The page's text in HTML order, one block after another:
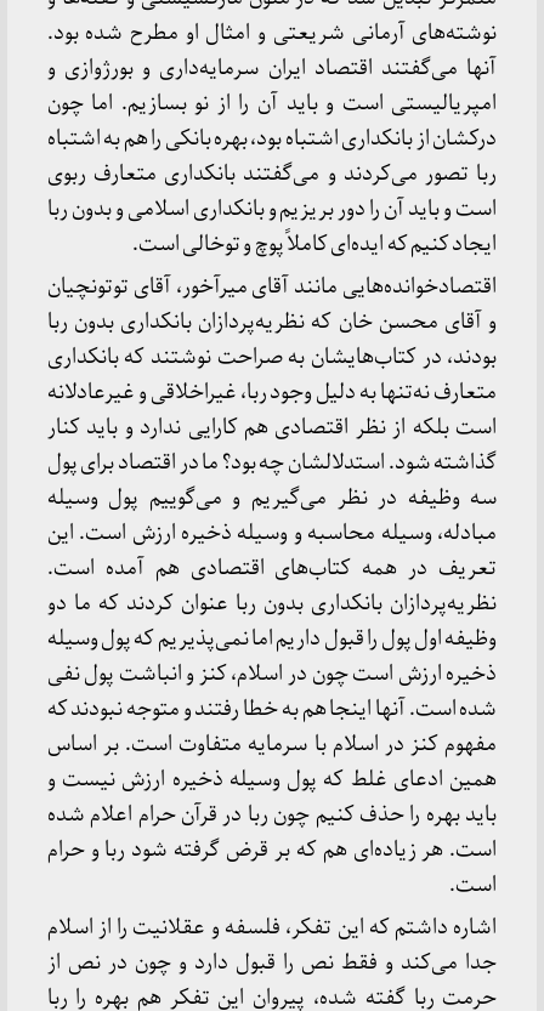
نوشته‌های آرمانی شریعتی و امثال او مطرح شده بود.
آنها می‌گفتند اقتصاد ایران سرمایه‌داری و بورژوازی و
امپریالیستی است و باید آن را از نو بسازیم. اما چون
درکشان از بانکداری اشتباه بود، بهره بانکی را هم به اشتباه
ربا تصور می‌کردند و می‌گفتند بانکداری متعارف ربوی
است و باید آن را دور بریزیم و بانکداری اسلامی و بدون ربا
ایجاد کنیم که ایده‌ای کاملاً پوچ و توخالی است.
اقتصادخوانده‌هایی مانند آقای میرآخور، آقای توتونچیان
و آقای محسن خان که نظریه‌پردازان بانکداری بدون ربا
بودند، در کتاب‌هایشان به صراحت نوشتند که بانکداری
متعارف نه‌تنها به دلیل وجود ربا، غیراخلاقی و غیرعادلانه
است بلکه از نظر اقتصادی هم کارایی ندارد و باید کنار
گذاشته شود. استدلالشان چه بود؟ ما در اقتصاد برای پول
سه وظیفه در نظر می‌گیریم و می‌گوییم پول وسیله
مبادله، وسیله محاسبه و وسیله ذخیره ارزش است. این
تعریف در همه کتاب‌های اقتصادی هم آمده است.
نظریه‌پردازان بانکداری بدون ربا عنوان کردند که ما دو
وظیفه اول پول را قبول داریم اما نمی‌پذیریم که پول وسیله
ذخیره ارزش است چون در اسلام، کنز و انباشت پول نفی
شده است. آنها اینجا هم به خطا رفتند و متوجه نبودند که
مفهوم کنز در اسلام با سرمایه متفاوت است. بر اساس
همین ادعای غلط که پول وسیله ذخیره ارزش نیست و
باید بهره را حذف کنیم چون ربا در قرآن حرام اعلام شده
است. هر زیاده‌ای هم که بر قرض گرفته شود ربا و حرام
است.
اشاره داشتم که این تفکر، فلسفه و عقلانیت را از اسلام
جدا می‌کند و فقط نص را قبول دارد و چون در نص از
حرمت ربا گفته شده، پیروان این تفکر هم بهره را ربا